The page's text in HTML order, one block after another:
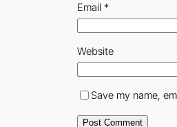
Email *
Website
Save my name,